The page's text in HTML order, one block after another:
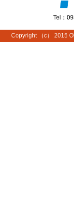
Tel：
Copyright （c） 2015